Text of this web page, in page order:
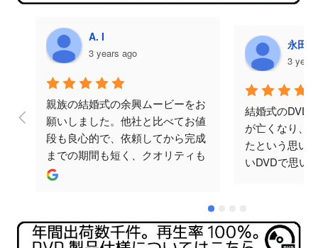
A. I
3 years ago
親族の結婚式の余興ムービーをお
願いしました。他社と比べてお値
段も良心的で、依頼してから完成
までの期間も短く、クオリティも
ばっちりでした。何度かメールで
オカビデオさんにお願いして本当
に良かったです。ありがとうござ
永田
3
結婚式のDVD
が亡くなり、
たという思い
いDVDで思い
♪ありがとご